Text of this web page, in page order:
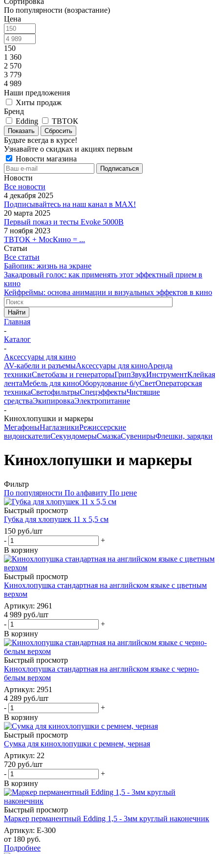
По популярности (возрастание)
Цена
150
1 360
2 570
3 779
4 989
Наши предложения
Хиты продаж
Бренд
Edding
ТВТОК
Показать Сбросить
Будьте всегда в курсе!
Узнавайте о скидках и акциях первым
Новости магазина
Новости
Все новости
4 декабря 2025
Подписывайтесь на наш канал в MAX!
20 марта 2025
Первый показ и тесты Evoke 5000B
7 ноября 2023
ТВТОК + МосКино = ...
Статьи
Все статьи
Байопик: жизнь на экране
Закадровый голос: как применять этот эффектный прием в
кино
Кейфреймы: основа анимации и визуальных эффектов в кино
Найти
Главная
-
Каталог
-
Аксессуары для кино
AV-кабели и разъемыАксессуары для киноАренда
техникиСветобазы и генераторыГрипЗвукИнструментКлейкая
лентаМебель для киноОборудование б/уСветОператорская
техникаСветофильтрыСпецэффектыЧистящие
средстваЭкипировкаЭлектропитание
-
Кинохлопушки и маркеры
МегафоныНаглазникиРежиссерские
видоискателиСекундомерыСмазкаСувенирыФлешки, зарядки
Кинохлопушки и маркеры
Фильтр
По популярности По алфавиту По цене
Быстрый просмотр
Губка для хлопушек 11 x 5,5 см
150 руб./шт
-
+
В корзину
Быстрый просмотр
Кинохлопушка стандартная на английском языке с цветным
верхом
Артикул: 2961
4 989 руб./шт
-
+
В корзину
Быстрый просмотр
Кинохлопушка стандартная на английском языке с черно-
белым верхом
Артикул: 2951
4 289 руб./шт
-
+
В корзину
Быстрый просмотр
Сумка для кинохлопушки с ремнем, черная
Артикул: 22
720 руб./шт
-
+
В корзину
Быстрый просмотр
Маркер перманентный Edding 1,5 - 3мм круглый наконечник
Артикул: E-300
от 180 руб.
Подробнее